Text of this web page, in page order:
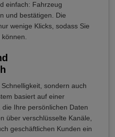
einfach: Fahrzeug
und bestätigen. Die
wenige Klicks, sodass Sie
sondern auch
basiert auf einer
Ihre persönlichen Daten
über verschlüsselte Kanäle,
geschäftlichen Kunden ein